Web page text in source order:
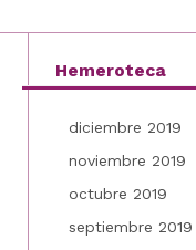
Hemeroteca
diciembre 2019
noviembre 2019
octubre 2019
septiembre 2019